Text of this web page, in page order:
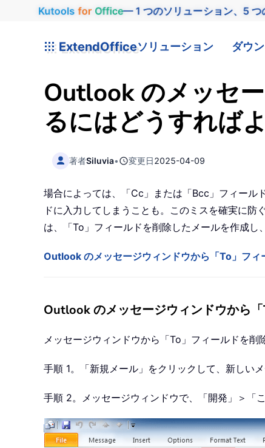
Kutools for Office— 1 つのソリューション、5 つ
ExtendOfficeソリューション ダウ
Outlook のメッセ
るにはどうすれば
著者Siluvia• 変更日2025-04-09
場合によっては、「Cc」または「Bcc」フィール
ドに入力してしまうことも。このミスを確実に
は、「To」フィールドを削除したメールを作成
Outlook のメッセージウィンドウから「To」フィ
Outlook のメッセージウィンドウから
メッセージウィンドウから「To」フィールドを削
手順 1。「新規メール」をクリックして、新しい
手順 2。メッセージウィンドウで、「開発」＞「